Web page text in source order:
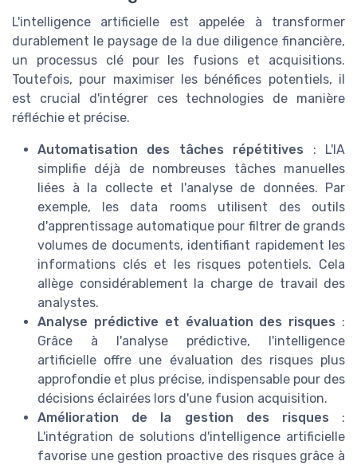
L'intelligence artificielle est appelée à transformer
durablement le paysage de la due diligence financière,
un processus clé pour les fusions et acquisitions.
Toutefois, pour maximiser les bénéfices potentiels, il
est crucial d'intégrer ces technologies de manière
réfléchie et précise.
Automatisation des tâches répétitives : L'IA
simplifie déjà de nombreuses tâches manuelles
liées à la collecte et l'analyse de données. Par
exemple, les data rooms utilisent des outils
d'apprentissage automatique pour filtrer de grands
volumes de documents, identifiant rapidement les
informations clés et les risques potentiels. Cela
allège considérablement la charge de travail des
analystes.
Analyse prédictive et évaluation des risques :
Grâce à l'analyse prédictive, l'intelligence
artificielle offre une évaluation des risques plus
approfondie et plus précise, indispensable pour des
décisions éclairées lors d'une fusion acquisition.
Amélioration de la gestion des risques :
L'intégration de solutions d'intelligence artificielle
favorise une gestion proactive des risques grâce à